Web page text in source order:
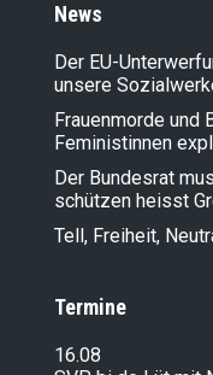
News
Der EU-
unsere
Frauenmorde und
Feministinnen
Der Bundesrat
schützen heisst
Tell, Freiheit,
Termine
16.08